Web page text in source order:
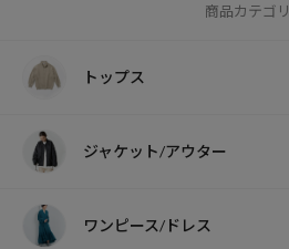
商品カテゴリ
トップス
ジャケット/アウター
ワンピース/ドレス